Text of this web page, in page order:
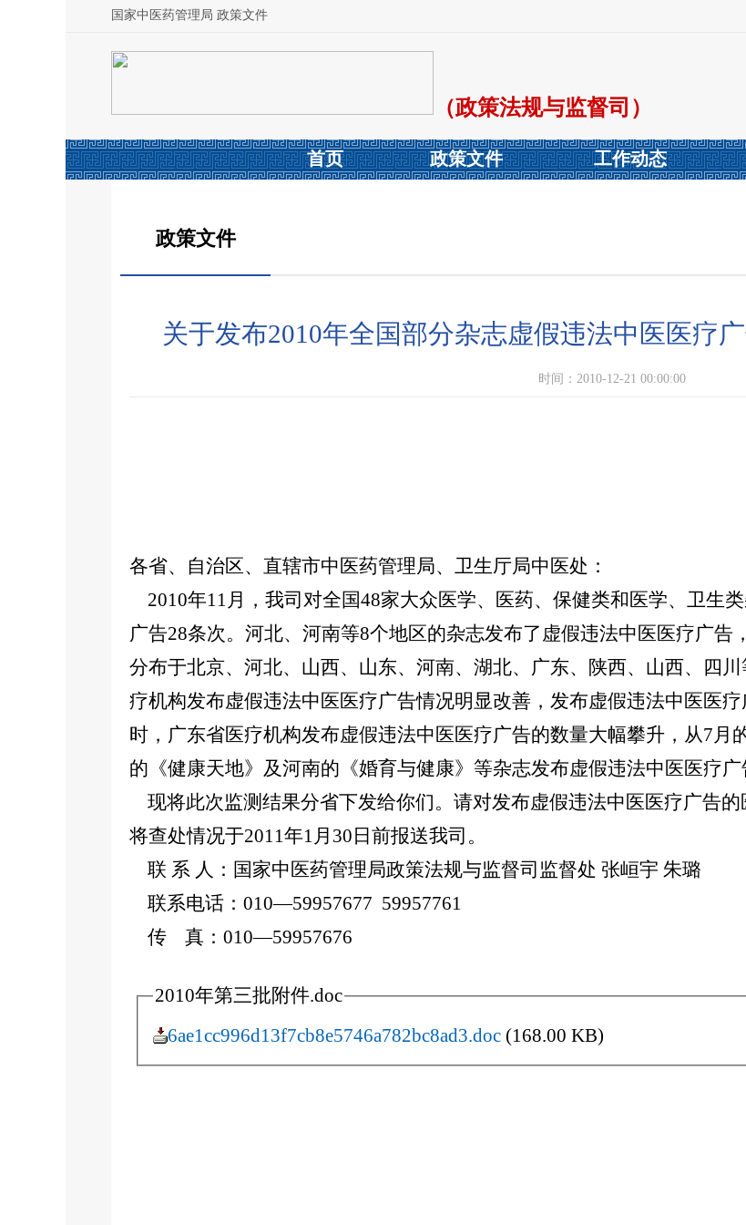
国家中医药管理局 政策文件
（政策法规与监督司）
首页 政策文件 工作动态
政策文件
关于发布2010年全国部分杂志虚假违法中医医疗
时间：2010-12-21 00:00:00
各省、自治区、直辖市中医药管理局、卫生厅局中医处：
2010年11月，我司对全国48家大众医学、医药、保健类和医学、卫生
广告28条次。河北、河南等8个地区的杂志发布了虚假违法中医医疗广
分布于北京、河北、山西、山东、河南、湖北、广东、陕西、山西、四
疗机构发布虚假违法中医医疗广告情况明显改善，发布虚假违法中医医
时，广东省医疗机构发布虚假违法中医医疗广告的数量大幅攀升，从7月
的《健康天地》及河南的《婚育与健康》等杂志发布虚假违法中医医疗
现将此次监测结果分省下发给你们。请对发布虚假违法中医医疗广告
将查处情况于2011年1月30日前报送我司。
联 系 人：国家中医药管理局政策法规与监督司监督处 张峘宇 朱璐
联系电话：010—59957677 59957761
传 真：010—59957676
2010年第三批附件.doc
6ae1cc996d13f7cb8e5746a782bc8ad3.doc(168.00 KB)